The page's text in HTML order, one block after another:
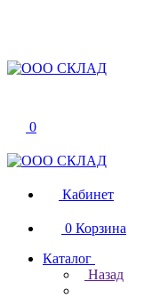
0
Кабинет
0 Корзина
Каталог
Назад